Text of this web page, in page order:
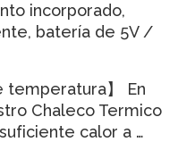
incorporado,
batería de 5V /
temperatura】 En
Chaleco Termico
calor a …